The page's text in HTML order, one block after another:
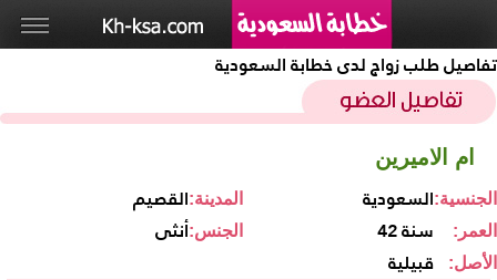
تفاصيل طلب زواج لدى خطابة السعودية
ام الاميرين
القصيمالمدينة: السعوديةالجنسية:
أنثىالجنس: 42 سنة العمر:
قبيلية الأصل: